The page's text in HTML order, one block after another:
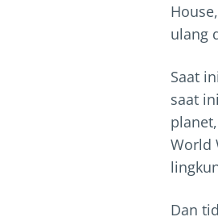
ulang
Saat
saat
World
Dan